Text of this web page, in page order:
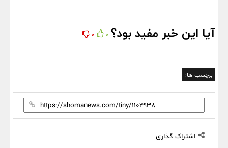
آیا این خبر مفید بود؟ 0
0
برچسب ها:
اشتراک گذاری